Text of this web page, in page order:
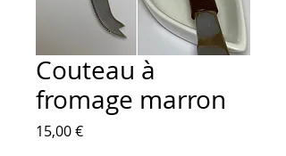
Couteau à
fromage marron
15,00 €Prix